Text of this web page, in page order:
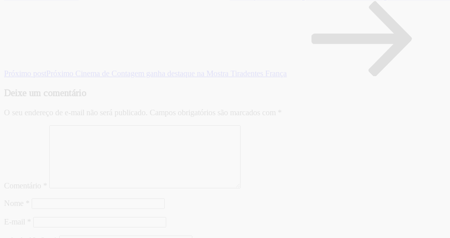
Próximo post Próximo Cinema de Contagem ganha destaque na Mostra Tiradentes França
Deixe um comentário
O seu endereço de e-mail não será publicado. Campos obrigatórios são marcados com
Comentário
Nome
E-mail